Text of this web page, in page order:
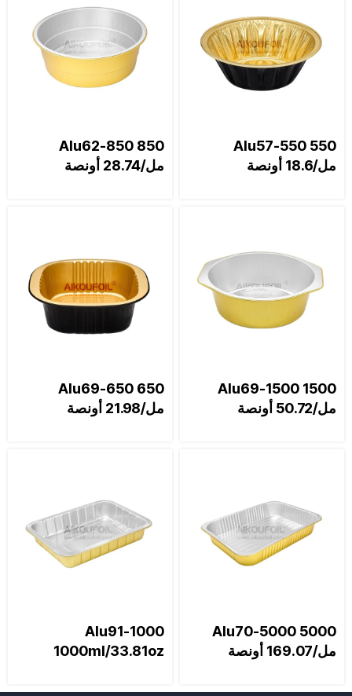
Alu57-550 550
مل/18.6 أونصة
Alu62-850 850
مل/28.74 أونصة
Alu69-1500 1500
مل/50.72 أونصة
Alu69-650 650
مل/21.98 أونصة
Alu70-5000 5000
مل/169.07 أونصة
Alu91-1000
1000ml/33.81oz